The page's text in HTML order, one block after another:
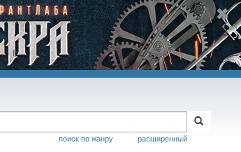
расширенный
поиск по жанру